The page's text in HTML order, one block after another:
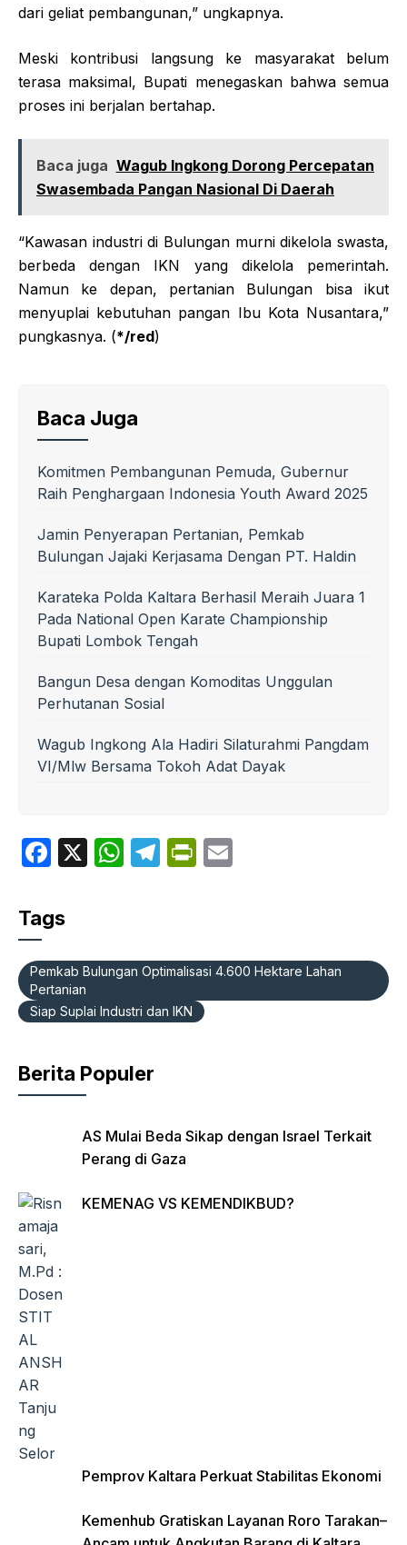
dari geliat pembangunan,” ungkapnya.
Meski kontribusi langsung ke masyarakat belum
terasa maksimal, Bupati menegaskan bahwa semua
proses ini berjalan bertahap.
Baca juga Wagub Ingkong Dorong Percepatan
Swasembada Pangan Nasional Di Daerah
“Kawasan industri di Bulungan murni dikelola swasta,
berbeda dengan IKN yang dikelola pemerintah.
Namun ke depan, pertanian Bulungan bisa ikut
menyuplai kebutuhan pangan Ibu Kota Nusantara,”
pungkasnya. (*/red)
Baca Juga
Komitmen Pembangunan Pemuda, Gubernur
Raih Penghargaan Indonesia Youth Award 2025
Jamin Penyerapan Pertanian, Pemkab
Bulungan Jajaki Kerjasama Dengan PT. Haldin
Karateka Polda Kaltara Berhasil Meraih Juara 1
Pada National Open Karate Championship
Bupati Lombok Tengah
Bangun Desa dengan Komoditas Unggulan
Perhutanan Sosial
Wagub Ingkong Ala Hadiri Silaturahmi Pangdam
VI/Mlw Bersama Tokoh Adat Dayak
F
c
e
b
o
o
k
X
W
A
p
p
T
a
m
P
ie
n
dl
Tags
Pemkab Bulungan Optimalisasi 4.600 Hektare Lahan
Pertanian
Siap Suplai Industri dan IKN
Berita Populer
AS Mulai Beda Sikap dengan Israel Terkait
Perang di Gaza
KEMENAG VS KEMENDIKBUD?
Pemprov Kaltara Perkuat Stabilitas Ekonomi
Kemenhub Gratiskan Layanan Roro Tarakan–